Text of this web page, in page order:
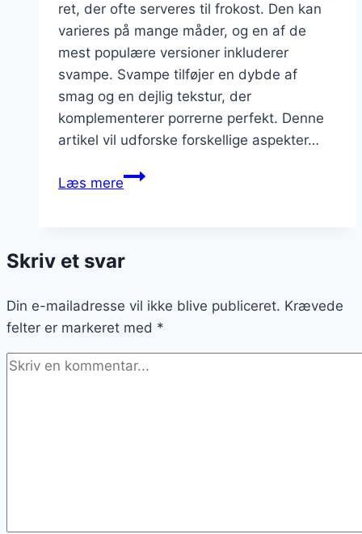
ret, der ofte serveres til frokost. Den kan
varieres på mange måder, og en af de
mest populære versioner inkluderer
svampe. Svampe tilføjer en dybde af
smag og en dejlig tekstur, der
komplementerer porrerne perfekt. Denne
artikel vil udforske forskellige aspekter…
Læs merePorretærte
svampe
Skriv et svar
Din e-mailadresse vil ikke blive publiceret. Krævede
felter er markeret med *